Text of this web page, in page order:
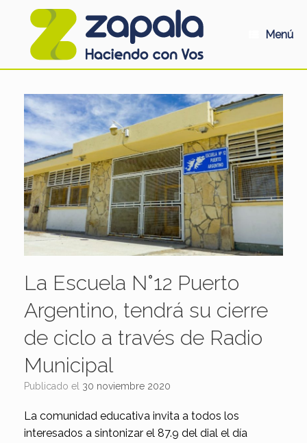
Menú
La Escuela N°12 Puerto
Argentino, tendrá su cierre
de ciclo a través de Radio
Municipal
Publicado el 30 noviembre 2020
La comunidad educativa invita a todos los
interesados a sintonizar el 87.9 del dial el día